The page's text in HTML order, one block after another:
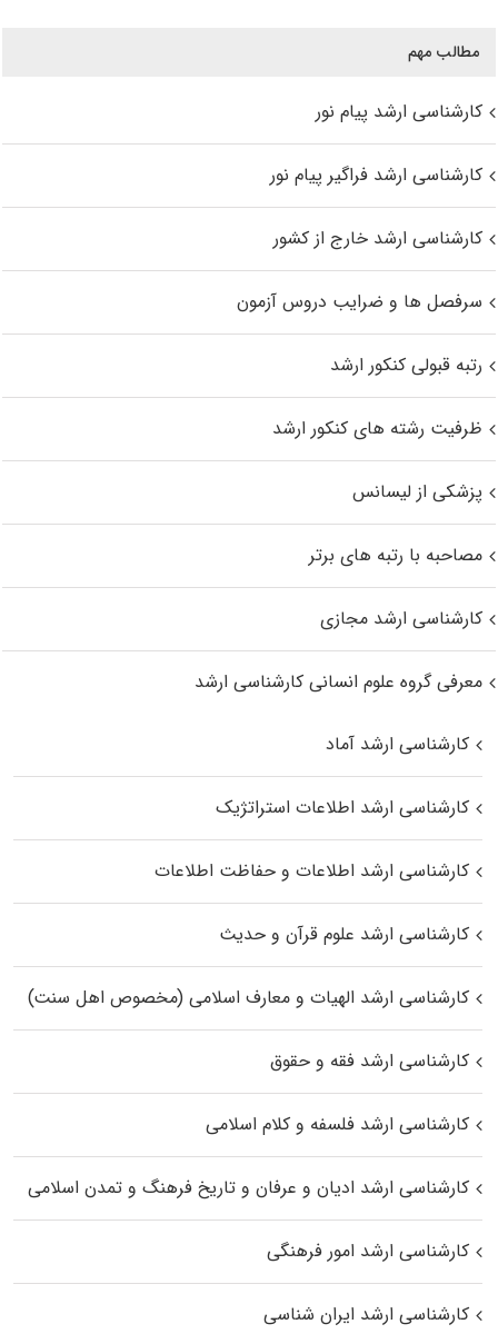
مطالب مهم
کارشناسی ارشد پیام نور
کارشناسی ارشد فراگیر پیام نور
کارشناسی ارشد خارج از کشور
سرفصل ها و ضرایب دروس آزمون
رتبه قبولی کنکور ارشد
ظرفیت رشته های کنکور ارشد
پزشکی از لیسانس
مصاحبه با رتبه های برتر
کارشناسی ارشد مجازی
معرفی گروه علوم انسانی کارشناسی ارشد
کارشناسی ارشد آماد
کارشناسی ارشد اطلاعات استراتژیک
کارشناسی ارشد اطلاعات و حفاظت اطلاعات
کارشناسی ارشد علوم قرآن و حدیث
کارشناسی ارشد الهیات و معارف اسلامی (مخصوص اهل سنت)
کارشناسی ارشد فقه و حقوق
کارشناسی ارشد فلسفه و کلام اسلامی
کارشناسی ارشد ادیان و عرفان و تاریخ فرهنگ و تمدن اسلامی
کارشناسی ارشد امور فرهنگی
کارشناسی ارشد ایران شناسی